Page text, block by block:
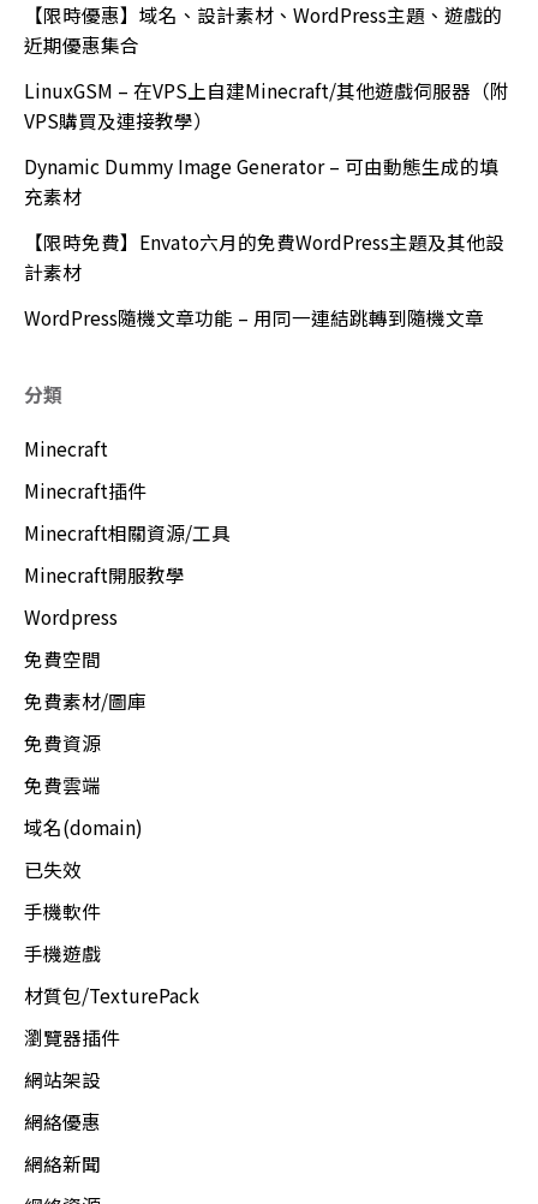
【限時優惠】域名、設計素材、WordPress主題、遊戲的
近期優惠集合
LinuxGSM – 在VPS上自建Minecraft/其他遊戲伺服器（附
VPS購買及連接教學）
Dynamic Dummy Image Generator – 可由動態生成的填
充素材
【限時免費】Envato六月的免費WordPress主題及其他設
計素材
WordPress隨機文章功能 – 用同一連結跳轉到隨機文章
分類
Minecraft
Minecraft插件
Minecraft相關資源/工具
Minecraft開服教學
Wordpress
免費空間
免費素材/圖庫
免費資源
免費雲端
域名(domain)
已失效
手機軟件
手機遊戲
材質包/TexturePack
瀏覽器插件
網站架設
網絡優惠
網絡新聞